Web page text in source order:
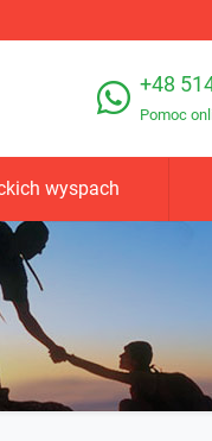
+48
Pomoc
wyspach